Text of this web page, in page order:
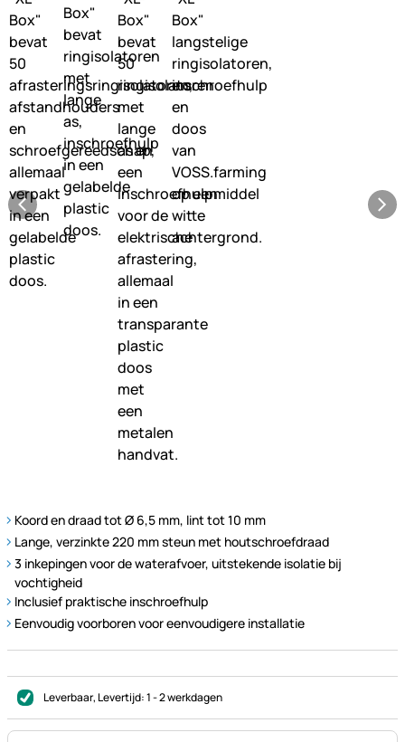
Koord en draad tot Ø 6,5 mm, lint tot 10 mm
Lange, verzinkte 220 mm steun met houtschroefdraad
3 inkepingen voor de waterafvoer, uitstekende isolatie bij
vochtigheid
Inclusief praktische inschroefhulp
Eenvoudig voorboren voor eenvoudigere installatie
Leverbaar, Levertijd:1 - 2 werkdagen